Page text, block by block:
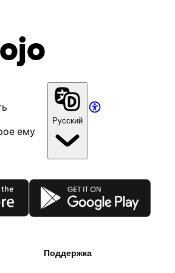
ему
Русский
Google Play
Поддержка